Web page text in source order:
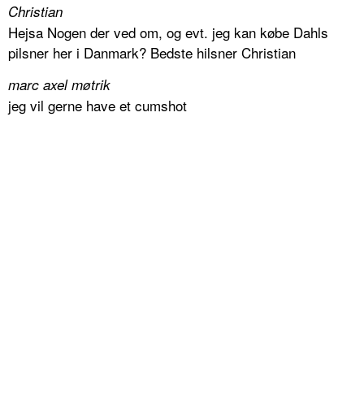
Christian
Hejsa Nogen der ved om, og evt. jeg kan købe Dahls
pilsner her i Danmark? Bedste hilsner Christian
marc axel møtrik
jeg vil gerne have et cumshot